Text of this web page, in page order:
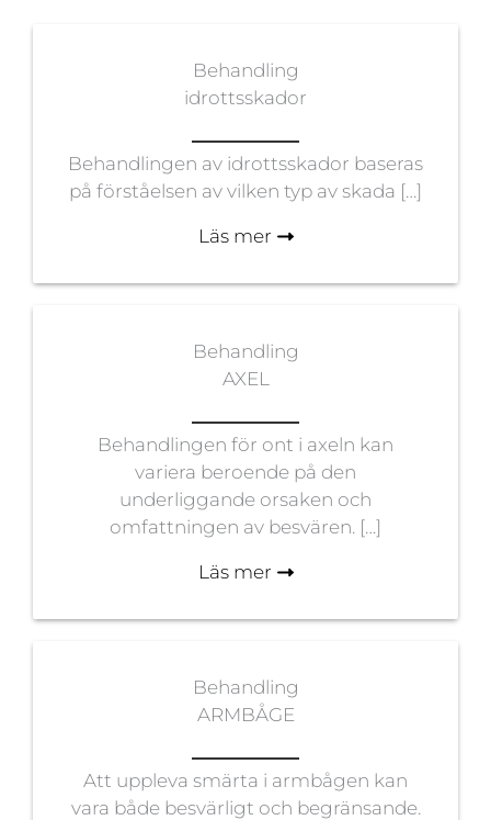
Behandling
idrottsskador
Behandlingen av idrottsskador baseras
på förståelsen av vilken typ av skada […]
Läs mer
Behandling
AXEL
Behandlingen för ont i axeln kan
variera beroende på den
underliggande orsaken och
omfattningen av besvären. […]
Läs mer
Behandling
ARMBÅGE
Att uppleva smärta i armbågen kan
vara både besvärligt och begränsande.